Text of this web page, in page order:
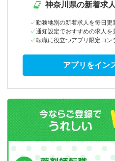
神奈川県の新着求
勤務地別の新着求人を毎日更
通知設定でおすすめの求人を
転職に役立つアプリ限定コン
アプリをイン